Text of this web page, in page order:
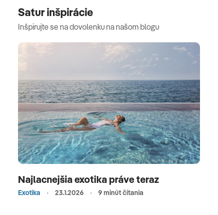
Satur inšpirácie
Inšpirujte se na dovolenku na našom blogu
Najlacnejšia exotika práve teraz
Exotika 23.1.2026 9 minút čítania